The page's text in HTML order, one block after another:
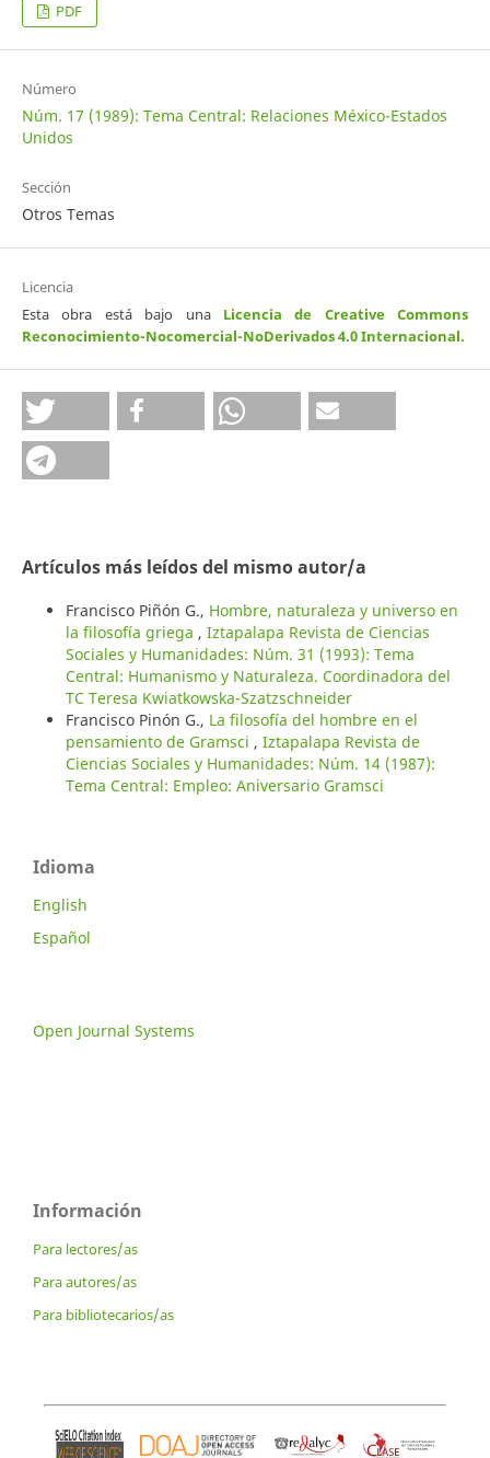
PDF
Número
Núm. 17 (1989): Tema Central: Relaciones México-Estados
Unidos
Sección
Otros Temas
Licencia
Esta obra está bajo una Licencia de Creative Commons
Reconocimiento-Nocomercial-NoDerivados 4.0 Internacional.
Artículos más leídos del mismo autor/a
Francisco Piñón G., Hombre, naturaleza y universo en
la filosofía griega , Iztapalapa Revista de Ciencias
Sociales y Humanidades: Núm. 31 (1993): Tema
Central: Humanismo y Naturaleza. Coordinadora del
TC Teresa Kwiatkowska-Szatzschneider
Francisco Pinón G., La filosofía del hombre en el
pensamiento de Gramsci , Iztapalapa Revista de
Ciencias Sociales y Humanidades: Núm. 14 (1987):
Tema Central: Empleo: Aniversario Gramsci
Idioma
English
Español
Open Journal Systems
Información
Para lectores/as
Para autores/as
Para bibliotecarios/as